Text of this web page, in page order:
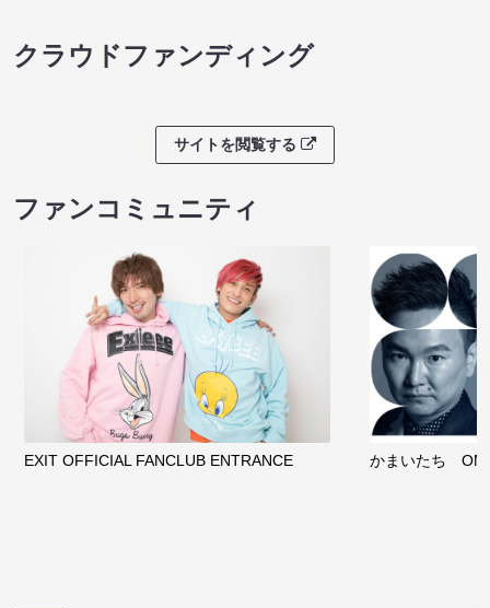
クラウドファンディング
サイトを閲覧する
ファンコミュニティ
EXIT OFFICIAL FANCLUB ENTRANCE かまいたち